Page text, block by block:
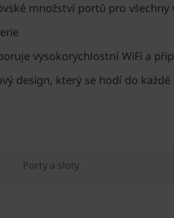
množství portů pro všechny
vysokorychlostní WiFi a
design, který se hodí do
Porty a sloty